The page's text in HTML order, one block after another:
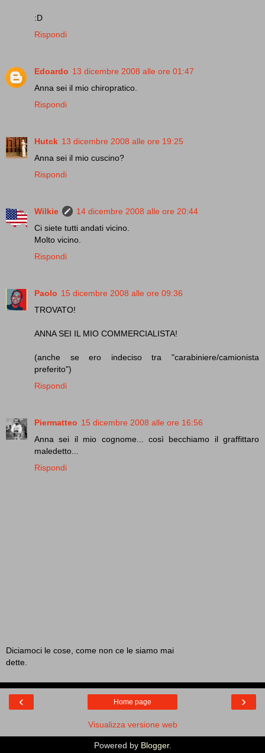
:D
Rispondi
Edoardo 13 dicembre 2008 alle ore 01:47
Anna sei il mio chiropratico.
Rispondi
Hutck 13 dicembre 2008 alle ore 19:25
Anna sei il mio cuscino?
Rispondi
Wilkie
14 dicembre 2008 alle ore 20:44
Ci siete tutti andati vicino.
Molto vicino.
Rispondi
Paolo 15 dicembre 2008 alle ore 09:36
TROVATO!
ANNA SEI IL MIO COMMERCIALISTA!
(anche se ero indeciso tra "carabiniere/camionista
preferito")
Rispondi
Piermatteo 15 dicembre 2008 alle ore 16:56
Anna sei il mio cognome... così becchiamo il graffittaro
maledetto...
Rispondi
Diciamoci le cose, come non ce le siamo mai
dette.
‹ ›
Home page
Visualizza versione web
Powered by Blogger.